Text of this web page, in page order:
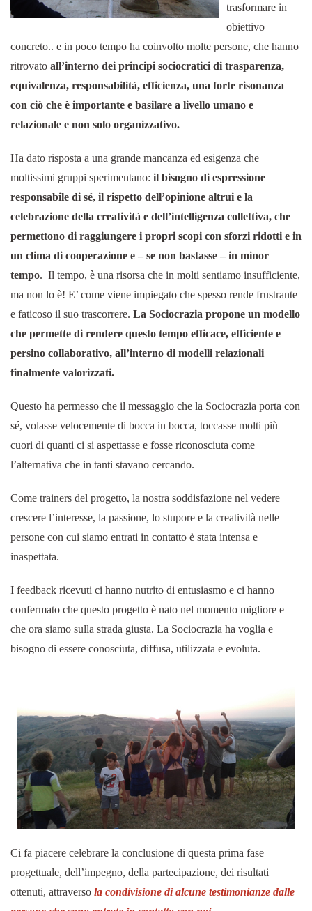
trasformare in
obiettivo
concreto.. e in poco tempo ha coinvolto molte persone, che hanno
ritrovato all’interno dei principi sociocratici di trasparenza,
equivalenza, responsabilità, efficienza, una forte risonanza
con ciò che è importante e basilare a livello umano e
relazionale e non solo organizzativo.
Ha dato risposta a una grande mancanza ed esigenza che
moltissimi gruppi sperimentano: il bisogno di espressione
responsabile di sé, il rispetto dell’opinione altrui e la
celebrazione della creatività e dell’intelligenza collettiva, che
permettono di raggiungere i propri scopi con sforzi ridotti e in
un clima di cooperazione e – se non bastasse – in minor
tempo. Il tempo, è una risorsa che in molti sentiamo insufficiente,
ma non lo è! E’ come viene impiegato che spesso rende frustrante
e faticoso il suo trascorrere. La Sociocrazia propone un modello
che permette di rendere questo tempo efficace, efficiente e
persino collaborativo, all’interno di modelli relazionali
finalmente valorizzati.
Questo ha permesso che il messaggio che la Sociocrazia porta con
sé, volasse velocemente di bocca in bocca, toccasse molti più
cuori di quanti ci si aspettasse e fosse riconosciuta come
l’alternativa che in tanti stavano cercando.
Come trainers del progetto, la nostra soddisfazione nel vedere
crescere l’interesse, la passione, lo stupore e la creatività nelle
persone con cui siamo entrati in contatto è stata intensa e
inaspettata.
I feedback ricevuti ci hanno nutrito di entusiasmo e ci hanno
confermato che questo progetto è nato nel momento migliore e
che ora siamo sulla strada giusta. La Sociocrazia ha voglia e
bisogno di essere conosciuta, diffusa, utilizzata e evoluta.
Ci fa piacere celebrare la conclusione di questa prima fase
progettuale, dell’impegno, della partecipazione, dei risultati
ottenuti, attraverso la condivisione di alcune testimonianze dalle